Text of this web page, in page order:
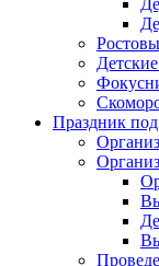
Праздник